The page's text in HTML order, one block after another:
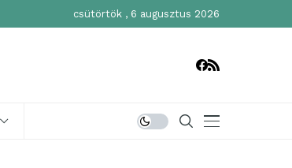
csütörtök , 6 augusztus 2026